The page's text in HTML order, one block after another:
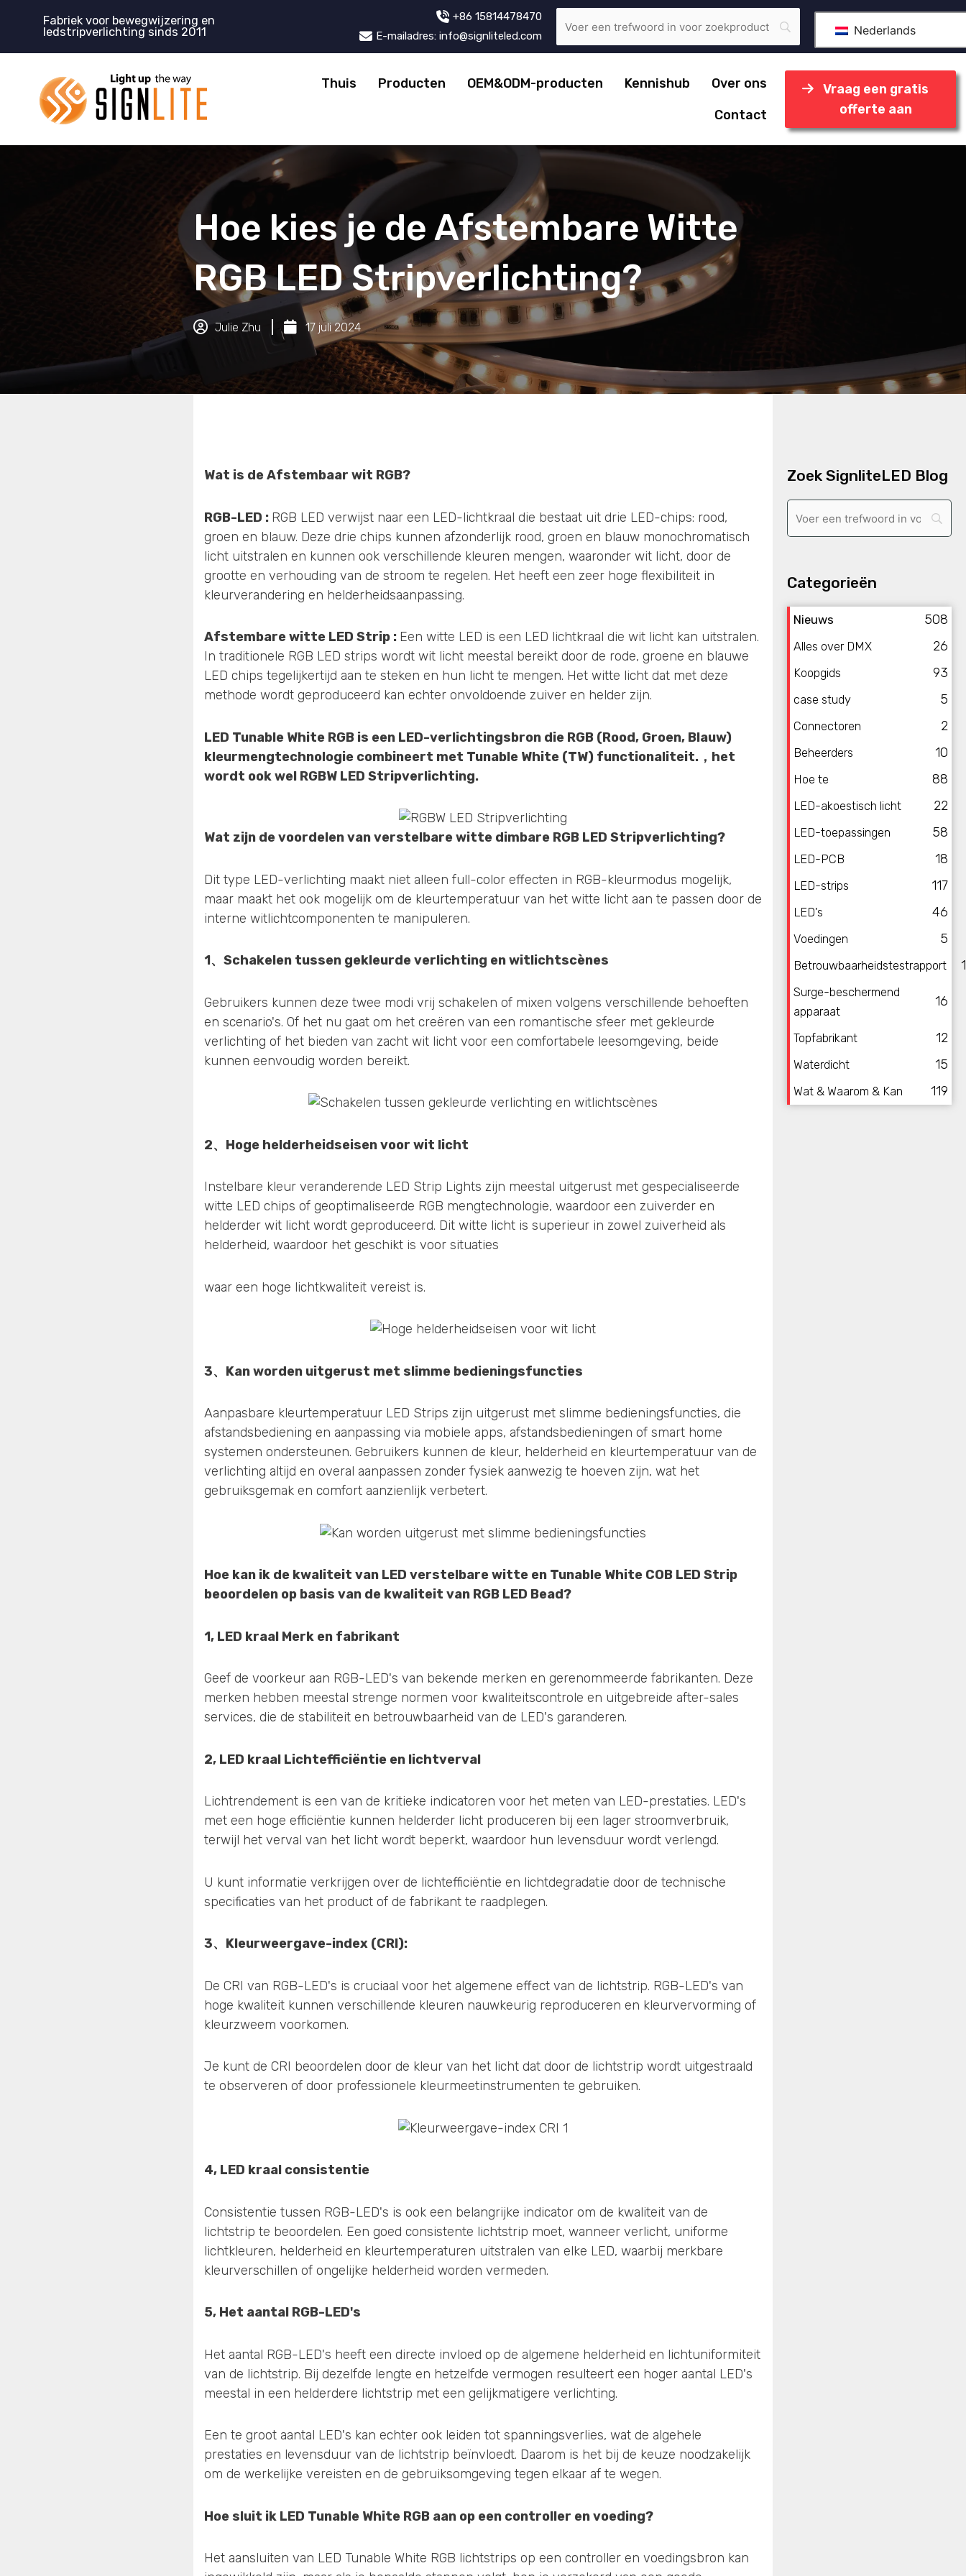
Fabriek voor bewegwijzering en
ledstripverlichting sinds 2011
+86 15814478470
E-mailadres: info@signliteled.com
Nederlands
Thuis Producten OEM&ODM-producten Kennishub
Over ons
Contact
Vraag een gratis
offerte aan
Hoe kies je de Afstembare Witte
RGB LED Stripverlichting?
Julie Zhu 17 juli 2024
Wat is de Afstembaar wit RGB?
RGB-LED : RGB LED verwijst naar een LED-lichtkraal die bestaat uit drie LED-chips: rood,
groen en blauw. Deze drie chips kunnen afzonderlijk rood, groen en blauw monochromatisch
licht uitstralen en kunnen ook verschillende kleuren mengen, waaronder wit licht, door de
grootte en verhouding van de stroom te regelen. Het heeft een zeer hoge flexibiliteit in
kleurverandering en helderheidsaanpassing.
Afstembare witte LED Strip: Een witte LED is een LED lichtkraal die wit licht kan uitstralen.
In traditionele RGB LED strips wordt wit licht meestal bereikt door de rode, groene en blauwe
LED chips tegelijkertijd aan te steken en hun licht te mengen. Het witte licht dat met deze
methode wordt geproduceerd kan echter onvoldoende zuiver en helder zijn.
LED Tunable White RGB is een LED-verlichtingsbron die RGB (Rood, Groen, Blauw)
kleurmengtechnologie combineert met Tunable White (TW) functionaliteit.， het
wordt ook welRGBW LED Stripverlichting.
Wat zijn de voordelen van verstelbare witte dimbare RGB LED Stripverlichting?
Dit type LED-verlichting maakt niet alleen full-color effecten in RGB-kleurmodus mogelijk,
maar maakt het ook mogelijk om de kleurtemperatuur van het witte licht aan te passen door de
interne witlichtcomponenten te manipuleren.
1、 Schakelen tussen gekleurde verlichting en witlichtscènes
Gebruikers kunnen deze twee modi vrij schakelen of mixen volgens verschillende behoeften
en scenario's. Of het nu gaat om het creëren van een romantische sfeer met gekleurde
verlichting of het bieden van zacht wit licht voor een comfortabele leesomgeving, beide
kunnen eenvoudig worden bereikt.
2、 Hoge helderheidseisen voor wit licht
Instelbare kleur veranderende LED Strip Lights zijn meestal uitgerust met gespecialiseerde
witte LED chips of geoptimaliseerde RGB mengtechnologie, waardoor een zuiverder en
helderder wit licht wordt geproduceerd. Dit witte licht is superieur in zowel zuiverheid als
helderheid, waardoor het geschikt is voor situaties
waar een hoge lichtkwaliteit vereist is.
3、 Kan worden uitgerust met slimme bedieningsfuncties
Aanpasbare kleurtemperatuur LED Strips zijn uitgerust met slimme bedieningsfuncties, die
afstandsbediening en aanpassing via mobiele apps, afstandsbedieningen of smart home
systemen ondersteunen. Gebruikers kunnen de kleur, helderheid en kleurtemperatuur van de
verlichting altijd en overal aanpassen zonder fysiek aanwezig te hoeven zijn, wat het
gebruiksgemak en comfort aanzienlijk verbetert.
Hoe kan ik de kwaliteit van LED verstelbare witte en Tunable White COB LED Strip
beoordelen op basis van de kwaliteit van RGB LED Bead?
1, LED kraal Merk en fabrikant
Geef de voorkeur aan RGB-LED's van bekende merken en gerenommeerde fabrikanten. Deze
merken hebben meestal strenge normen voor kwaliteitscontrole en uitgebreide after-sales
services, die de stabiliteit en betrouwbaarheid van de LED's garanderen.
2, LED kraal Lichtefficiëntie en lichtverval
Lichtrendement is een van de kritieke indicatoren voor het meten van LED-prestaties. LED's
met een hoge efficiëntie kunnen helderder licht produceren bij een lager stroomverbruik,
terwijl het verval van het licht wordt beperkt, waardoor hun levensduur wordt verlengd.
U kunt informatie verkrijgen over de lichtefficiëntie en lichtdegradatie door de technische
specificaties van het product of de fabrikant te raadplegen.
3、 Kleurweergave-index (CRI):
De CRI van RGB-LED's is cruciaal voor het algemene effect van de lichtstrip. RGB-LED's van
hoge kwaliteit kunnen verschillende kleuren nauwkeurig reproduceren en kleurvervorming of
kleurzweem voorkomen.
Je kunt de CRI beoordelen door de kleur van het licht dat door de lichtstrip wordt uitgestraald
te observeren of door professionele kleurmeetinstrumenten te gebruiken.
4, LED kraal consistentie
Consistentie tussen RGB-LED's is ook een belangrijke indicator om de kwaliteit van de
lichtstrip te beoordelen. Een goed consistente lichtstrip moet, wanneer verlicht, uniforme
lichtkleuren, helderheid en kleurtemperaturen uitstralen van elke LED, waarbij merkbare
kleurverschillen of ongelijke helderheid worden vermeden.
5, Het aantal RGB-LED's
Het aantal RGB-LED's heeft een directe invloed op de algemene helderheid en lichtuniformiteit
van de lichtstrip. Bij dezelfde lengte en hetzelfde vermogen resulteert een hoger aantal LED's
meestal in een helderdere lichtstrip met een gelijkmatigere verlichting.
Een te groot aantal LED's kan echter ook leiden tot spanningsverlies, wat de algehele
prestaties en levensduur van de lichtstrip beïnvloedt. Daarom is het bij de keuze noodzakelijk
om de werkelijke vereisten en de gebruiksomgeving tegen elkaar af te wegen.
Hoe sluit ik LED Tunable White RGB aan op een controller en voeding?
Het aansluiten van LED Tunable White RGB lichtstrips op een controller en voedingsbron kan
Zoek SignliteLED Blog
Categorieën
Nieuws 508
Alles over DMX 26
Koopgids 93
case study 5
Connectoren 2
Beheerders 10
Hoe te 88
LED-akoestisch licht 22
LED-toepassingen 58
LED-PCB 18
LED-strips 117
LED's 46
Voedingen 5
Betrouwbaarheidstestrapport
Surge-beschermend
apparaat
16
Topfabrikant 12
Waterdicht 15
Wat & Waarom & Kan 119